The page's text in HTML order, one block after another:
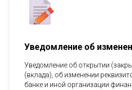
Уведомление об
Уведомление об открытии
(вклада), об изменении
банке и иной организации